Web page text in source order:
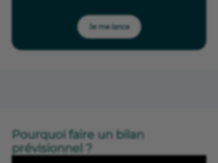
Je me lance
Pourquoi faire un bilan
prévisionnel ?